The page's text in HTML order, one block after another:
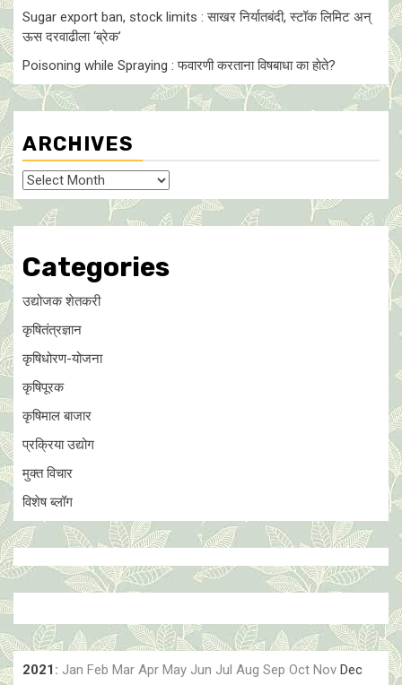
Sugar export ban, stock limits : साखर निर्यातबंदी, स्टॉक लिमिट अन्
ऊस दरवाढीला ‘ब्रेक’
Poisoning while Spraying : फवारणी करताना विषबाधा का हाेते?
ARCHIVES
Archives
Categories
उद्योजक शेतकरी
कृषितंत्रज्ञान
कृषिधोरण-योजना
कृषिपूरक
कृषिमाल बाजार
प्रक्रिया उद्योग
मुक्त विचार
विशेष ब्लॉग
2021 : Jan Feb Mar Apr May Jun Jul Aug Sep Oct Nov Dec